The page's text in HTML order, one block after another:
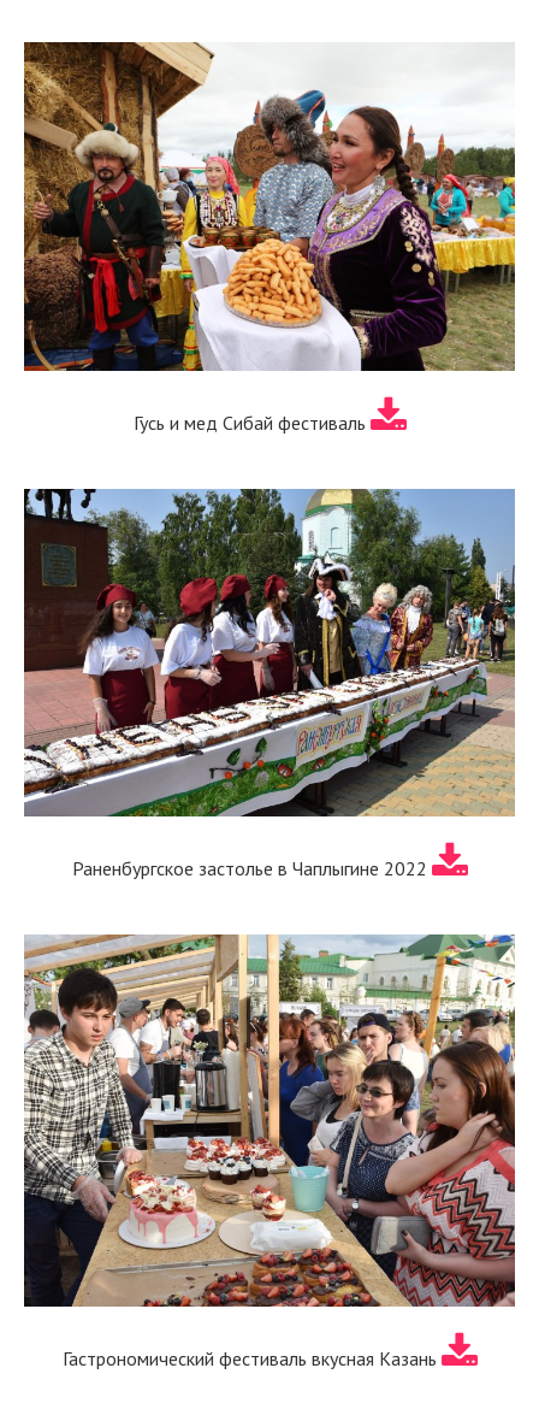
Гусь и мед Сибай фестиваль
Раненбургское застолье в Чаплыгине 2022
Гастрономический фестиваль вкусная Казань